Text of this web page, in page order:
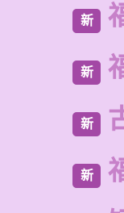
新
新
新
新